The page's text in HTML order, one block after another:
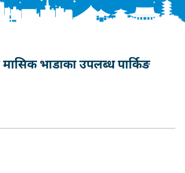
भाडाका उपलब्ध पार्किङ